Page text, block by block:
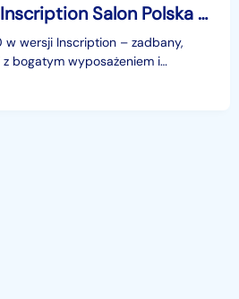
Volvo XC60 II T5 Inscription Salon Polska Faktura VAT23% 1 Właściciel
w wersji Inscription – zadbany,
bogatym wyposażeniem i
Volvo.Auto w konfiguracji, która